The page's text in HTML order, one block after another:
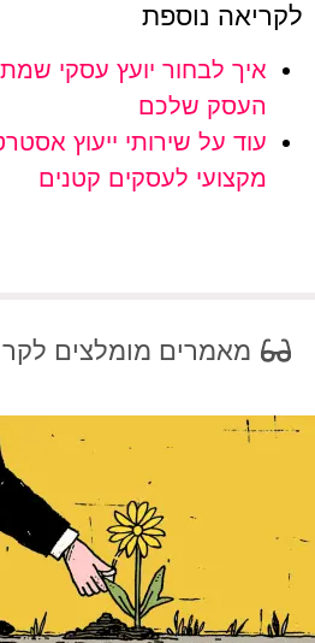
לקריאה נוספת
איך לבחור יועץ עסקי
העסק שלכם
עוד על שירותי ייעוץ
מקצועי לעסקים קטנים
מאמרים מומלצים